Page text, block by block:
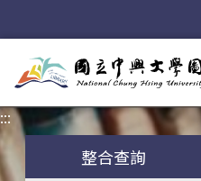
:::
整合查詢